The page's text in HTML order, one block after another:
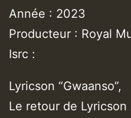
Année : 2023
Producteur : Royal
Isrc :
Lyricson “Gwaanso”,
Le retour de Lyricson